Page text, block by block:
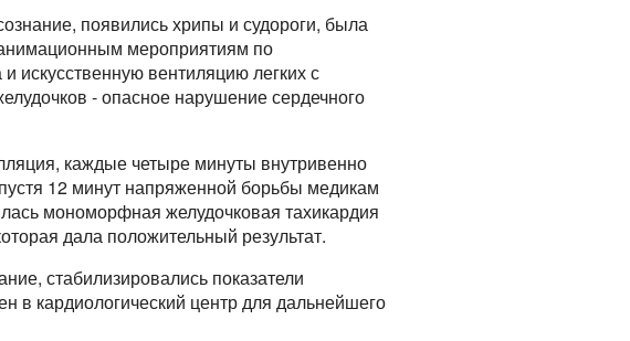
появились хрипы и судороги, была
мероприятиям по
вентиляцию легких с
- опасное нарушение сердечного
каждые четыре минуты внутривенно
12 минут напряженной борьбы медикам
мономорфная желудочковая тахикардия
дала положительный результат.
стабилизировались показатели
в кардиологический центр для дальнейшего